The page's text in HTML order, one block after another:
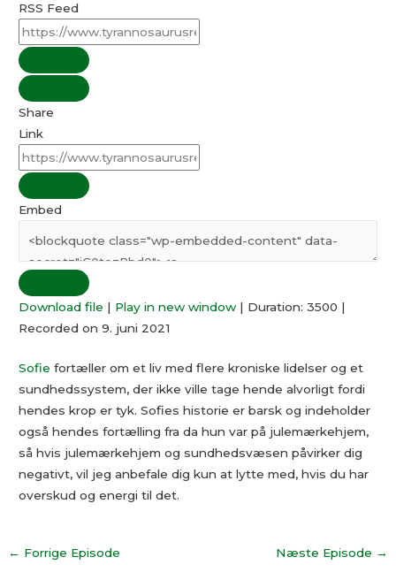
RSS Feed
Share
Link
Embed
Download file | Play in new window | Duration: 3500 |
Recorded on 9. juni 2021
Sofie fortæller om et liv med flere kroniske lidelser og et
sundhedssystem, der ikke ville tage hende alvorligt fordi
hendes krop er tyk. Sofies historie er barsk og indeholder
også hendes fortælling fra da hun var på julemærkehjem,
så hvis julemærkehjem og sundhedsvæsen påvirker dig
negativt, vil jeg anbefale dig kun at lytte med, hvis du har
overskud og energi til det.
← Forrige Episode Næste Episode →